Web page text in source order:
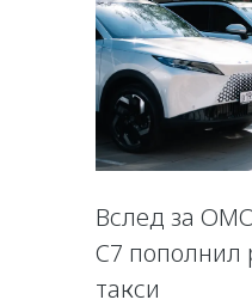
Вслед за
C7 пополнил
такси